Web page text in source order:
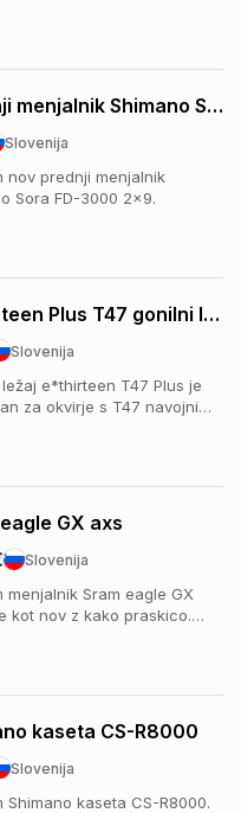
in rabljena le cca 1800km.
Prednji menjalnik Shimano SORA FD-3000 2x9
Slovenija
nov prednji menjalnik
Sora FD-3000 2x9.
e*thirteen Plus T47 gonilni ležaj
Slovenija
ležaj e*thirteen T47 Plus je
za okvirje s T47 navojnim
sistem, ki preprečuje
in podaljšuje življenjsko
GX axs
Slovenija
menjalnik Sram eagle GX
kot nov z kako praskico.
gonilke pa kaseto
prodam posebej). Za več
073 Cena še ni končna
kaseta CS-R8000
Slovenija
Shimano kaseta CS-R8000.